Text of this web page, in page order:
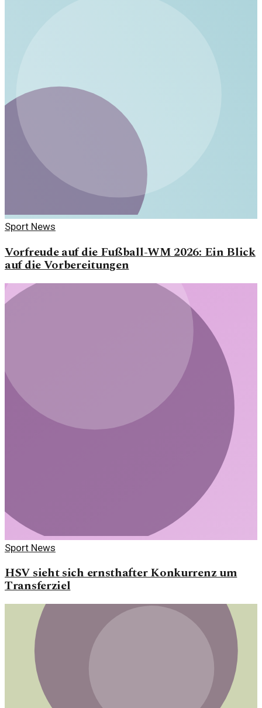
Sport News
Vorfreude auf die Fußball-WM 2026: Ein Blick
auf die Vorbereitungen
Sport News
HSV sieht sich ernsthafter Konkurrenz um
Transferziel